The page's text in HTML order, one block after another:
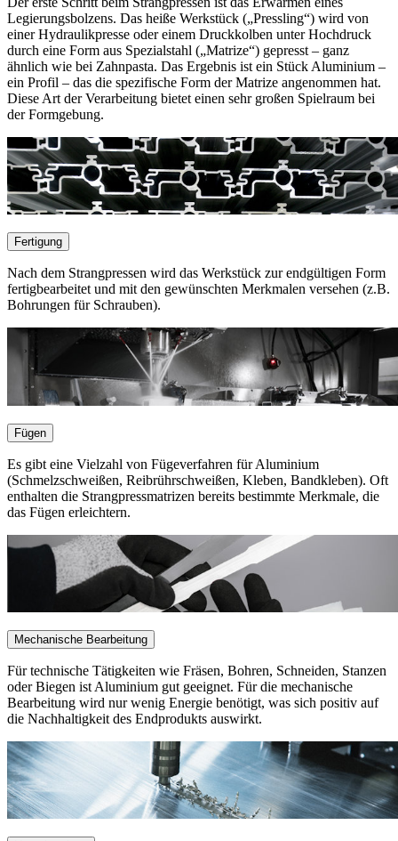
Legierungsbolzens. Das heiße Werkstück („Pressling“) wird von
einer Hydraulikpresse oder einem Druckkolben unter Hochdruck
durch eine Form aus Spezialstahl („Matrize“) gepresst – ganz
ähnlich wie bei Zahnpasta. Das Ergebnis ist ein Stück Aluminium –
ein Profil – das die spezifische Form der Matrize angenommen hat.
Diese Art der Verarbeitung bietet einen sehr großen Spielraum bei
der Formgebung.
Fertigung
Nach dem Strangpressen wird das Werkstück zur endgültigen Form
fertigbearbeitet und mit den gewünschten Merkmalen versehen (z.B.
Bohrungen für Schrauben).
Fügen
Es gibt eine Vielzahl von Fügeverfahren für Aluminium
(Schmelzschweißen, Reibrührschweißen, Kleben, Bandkleben). Oft
enthalten die Strangpressmatrizen bereits bestimmte Merkmale, die
das Fügen erleichtern.
Mechanische Bearbeitung
Für technische Tätigkeiten wie Fräsen, Bohren, Schneiden, Stanzen
oder Biegen ist Aluminium gut geeignet. Für die mechanische
Bearbeitung wird nur wenig Energie benötigt, was sich positiv auf
die Nachhaltigkeit des Endprodukts auswirkt.